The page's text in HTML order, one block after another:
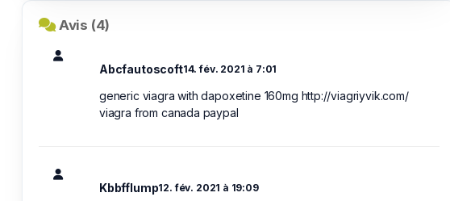
Avis (4)
Abcfautoscoft14. fév. 2021 à 7:01
generic viagra with dapoxetine 160mg http://viagriyvik.com/
viagra from canada paypal
Kbbfflump12. fév. 2021 à 19:09